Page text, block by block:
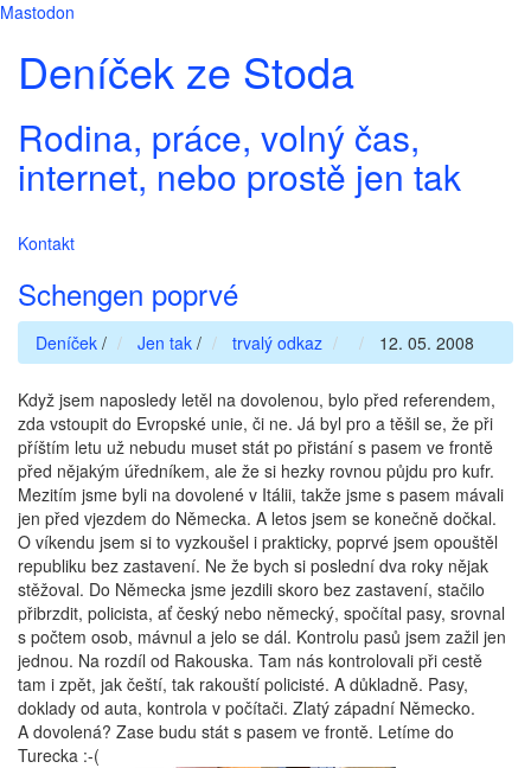
Mastodon
Deníček ze Stoda
Rodina, práce, volný čas,
internet, nebo prostě jen tak
Kontakt
Schengen poprvé
Deníček / Jen tak / trvalý odkaz 12. 05. 2008
Když jsem naposledy letěl na dovolenou, bylo před referendem,
zda vstoupit do Evropské unie, či ne. Já byl pro a těšil se, že při
příštím letu už nebudu muset stát po přistání s pasem ve frontě
před nějakým úředníkem, ale že si hezky rovnou půjdu pro kufr.
Mezitím jsme byli na dovolené v Itálii, takže jsme s pasem mávali
jen před vjezdem do Německa. A letos jsem se konečně dočkal.
O víkendu jsem si to vyzkoušel i prakticky, poprvé jsem opouštěl
republiku bez zastavení. Ne že bych si poslední dva roky nějak
stěžoval. Do Německa jsme jezdili skoro bez zastavení, stačilo
přibrzdit, policista, ať český nebo německý, spočítal pasy, srovnal
s počtem osob, mávnul a jelo se dál. Kontrolu pasů jsem zažil jen
jednou. Na rozdíl od Rakouska. Tam nás kontrolovali při cestě
tam i zpět, jak čeští, tak rakouští policisté. A důkladně. Pasy,
doklady od auta, kontrola v počítači. Zlatý západní Německo.
A dovolená? Zase budu stát s pasem ve frontě. Letíme do
Turecka :-(